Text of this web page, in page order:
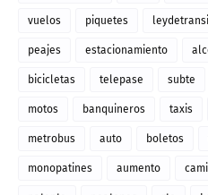
vuelos piquetes
peajes estacionamiento
bicicletas telepase subte
motos banquineros taxis
metrobus auto boletos
monopatines aumento